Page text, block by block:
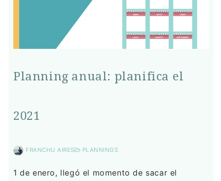
Planning anual: planifica el
2021
FRANCHU AIRES PLANNINGS
1 de enero, llegó el momento de sacar el